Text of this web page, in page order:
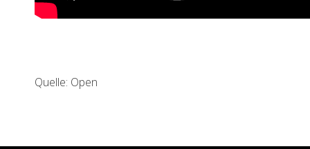
Quelle: Open